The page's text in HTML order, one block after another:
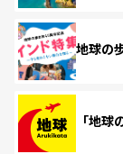
地球の
「地